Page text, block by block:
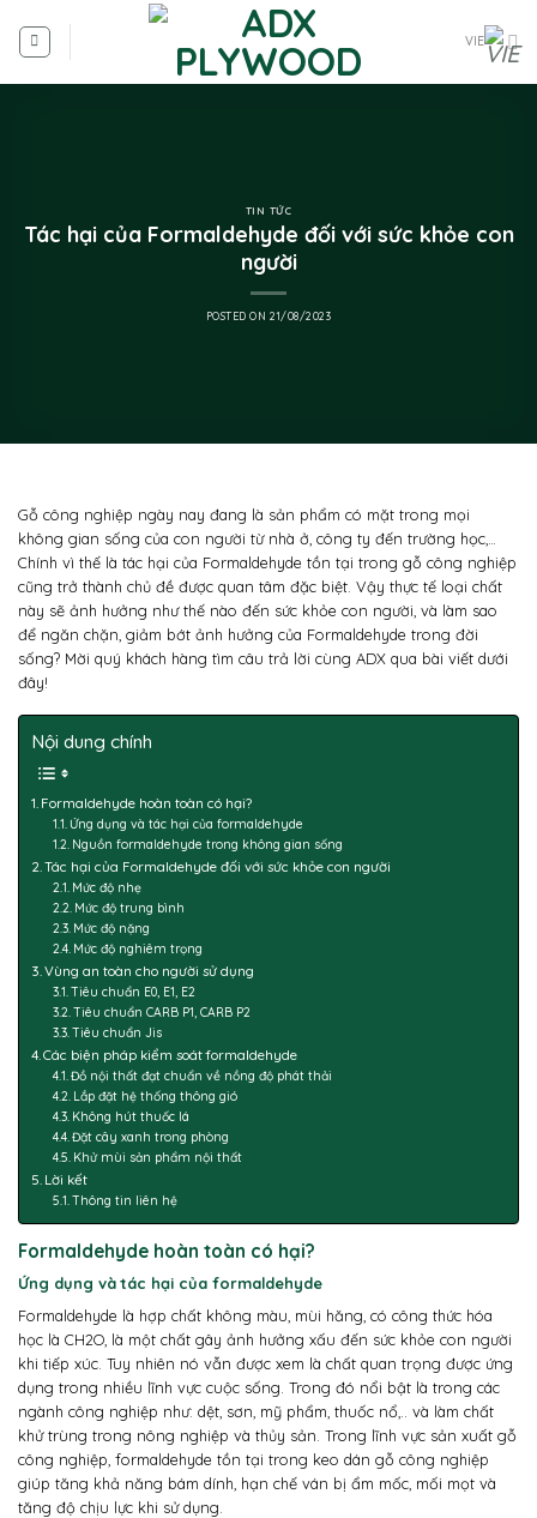
VIE
TIN TỨC
Tác hại của Formaldehyde đối với sức khỏe con
người
POSTED ON 21/08/2023
Gỗ công nghiệp ngày nay đang là sản phẩm có mặt trong mọi
không gian sống của con người từ nhà ở, công ty đến trường học,…
Chính vì thế là tác hại của Formaldehyde tồn tại trong gỗ công nghiệp
cũng trở thành chủ đề được quan tâm đặc biệt. Vậy thực tế loại chất
này sẽ ảnh hưởng như thế nào đến sức khỏe con người, và làm sao
để ngăn chặn, giảm bớt ảnh hưởng của Formaldehyde trong đời
sống? Mời quý khách hàng tìm câu trả lời cùng ADX qua bài viết dưới
đây!
Nội dung chính
Formaldehyde hoàn toàn có hại?
Ứng dụng và tác hại của formaldehyde
Nguồn formaldehyde trong không gian sống
Tác hại của Formaldehyde đối với sức khỏe con người
Mức độ nhẹ
Mức độ trung bình
Mức độ nặng
Mức độ nghiêm trọng
Vùng an toàn cho người sử dụng
Tiêu chuẩn E0, E1, E2
Tiêu chuẩn CARB P1, CARB P2
Tiêu chuẩn Jis
Các biện pháp kiểm soát formaldehyde
Đồ nội thất đạt chuẩn về nồng độ phát thải
Lắp đặt hệ thống thông gió
Không hút thuốc lá
Đặt cây xanh trong phòng
Khử mùi sản phẩm nội thất
Lời kết
Thông tin liên hệ
Formaldehyde hoàn toàn có hại?
Ứng dụng và tác hại của formaldehyde
Formaldehyde là hợp chất không màu, mùi hăng, có công thức hóa
học là CH2O, là một chất gây ảnh hưởng xấu đến sức khỏe con người
khi tiếp xúc. Tuy nhiên nó vẫn được xem là chất quan trọng được ứng
dụng trong nhiều lĩnh vực cuộc sống. Trong đó nổi bật là trong các
ngành công nghiệp như: dệt, sơn, mỹ phẩm, thuốc nổ,.. và làm chất
khử trùng trong nông nghiệp và thủy sản. Trong lĩnh vực sản xuất gỗ
công nghiệp, formaldehyde tồn tại trong keo dán gỗ công nghiệp
giúp tăng khả năng bám dính, hạn chế ván bị ẩm mốc, mối mọt và
tăng độ chịu lực khi sử dụng.